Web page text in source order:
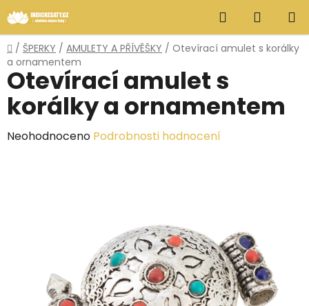
na
obsah
Hledat
KOŠÍK
Domů
/ ŠPERKY / AMULETY A PŘÍVĚŠKY / Otevírací amulet s korálky
a ornamentem
Otevírací amulet s
korálky a ornamentem
Průměrné
Neohodnoceno Podrobnosti hodnocení